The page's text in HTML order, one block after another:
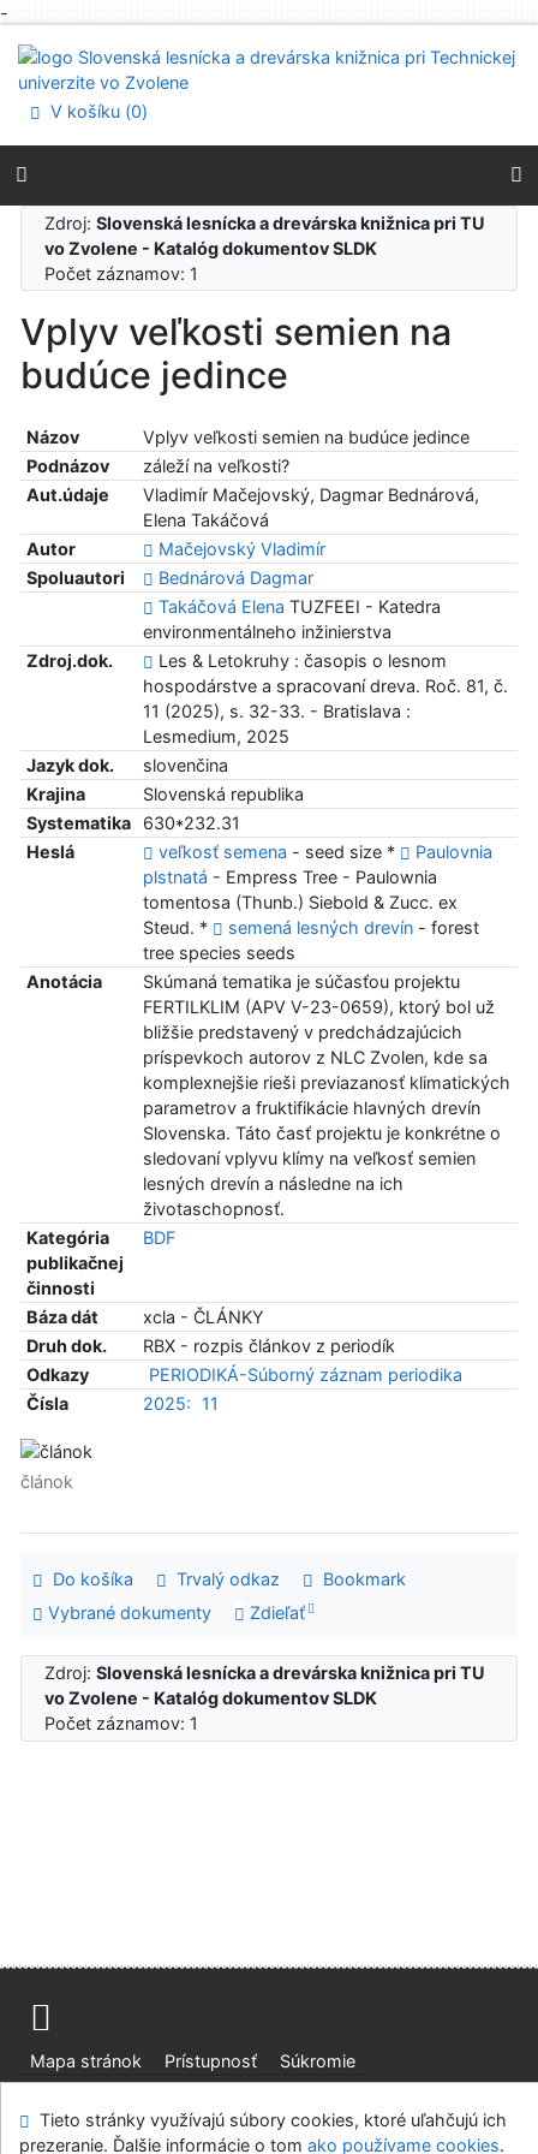
-
Prejsť na menu
Prehlásenie o webovej prístupnosti
V košíku (0)
Zdroj:Slovenská lesnícka a drevárska knižnica pri TU
vo Zvolene - Katalóg dokumentov SLDK
Počet záznamov: 1
Vplyv veľkosti semien na
budúce jedince
Názov
Vplyv veľkosti semien na budúce jedince
Podnázov
záleží na veľkosti?
Aut.údaje
Vladimír Mačejovský, Dagmar Bednárová,
Elena Takáčová
Autor
Mačejovský Vladimír
Spoluautori
Bednárová Dagmar
Takáčová Elena TUZFEEI - Katedra
environmentálneho inžinierstva
Zdroj.dok.
Les & Letokruhy : časopis o lesnom
hospodárstve a spracovaní dreva. Roč. 81, č.
11 (2025), s. 32-33. - Bratislava :
Lesmedium, 2025
Jazyk dok.
slovenčina
Krajina
Slovenská republika
Systematika
630*232.31
Heslá
veľkosť semena - seed size *
Paulovnia
plstnatá - Empress Tree - Paulownia
tomentosa (Thunb.) Siebold & Zucc. ex
Steud. *
semená lesných drevín- forest
tree species seeds
Anotácia
Skúmaná tematika je súčasťou projektu
FERTILKLIM (APV V-23-0659), ktorý bol už
bližšie predstavený v predchádzajúcich
príspevkoch autorov z NLC Zvolen, kde sa
komplexnejšie rieši previazanosť klimatických
parametrov a fruktifikácie hlavných drevín
Slovenska. Táto časť projektu je konkrétne o
sledovaní vplyvu klímy na veľkosť semien
lesných drevín a následne na ich
životaschopnosť.
Kategória
publikačnej
činnosti
BDF
Báza dát
xcla - ČLÁNKY
Druh dok.
RBX - rozpis článkov z periodík
Odkazy
PERIODIKÁ-Súborný záznam periodika
Čísla
2025: 11
článok
Do košíka Trvalý odkaz
Bookmark
Vybrané dokumenty
Zdieľať
Zdroj:Slovenská lesnícka a drevárska knižnica pri TU
vo Zvolene - Katalóg dokumentov SLDK
Počet záznamov: 1
Mapa stránok Prístupnosť
Súkromie
Tieto stránky využívajú súbory cookies, ktoré uľahčujú ich
prezeranie. Ďalšie informácie o tom ako používame cookies.